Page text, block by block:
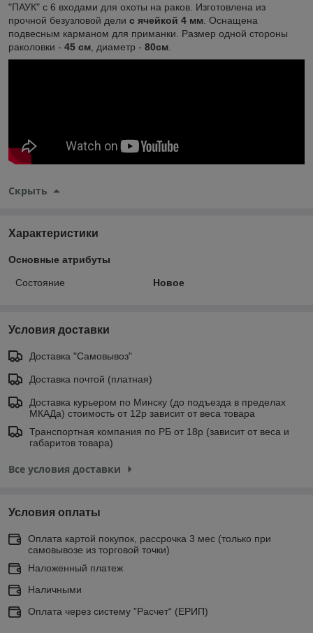
"ПАУК" с 6 входами для охоты на раков. Изготовлена из
прочной безузловой дели с ячейкой 4 мм . Оснащена
подвесным карманом для приманки. Размер одной стороны
раколовки - 45 см , диаметр - 80см
Скрыть
Характеристики
Основные атрибуты
Состояние Новое
Условия доставки
Доставка "Самовывоз"
Доставка почтой (платная)
Доставка курьером по Минску (до подъезда в пределах
МКАДа) стоимость от 12р зависит от веса товара
Транспортная компания по РБ от 18р (зависит от веса и
габаритов товара)
Все условия доставки
Условия оплаты
Оплата картой покупок, рассрочка 3 мес (только при
самовывозе из торговой точки)
Наложенный платеж
Наличными
Оплата через систему ”Расчет“ (ЕРИП)